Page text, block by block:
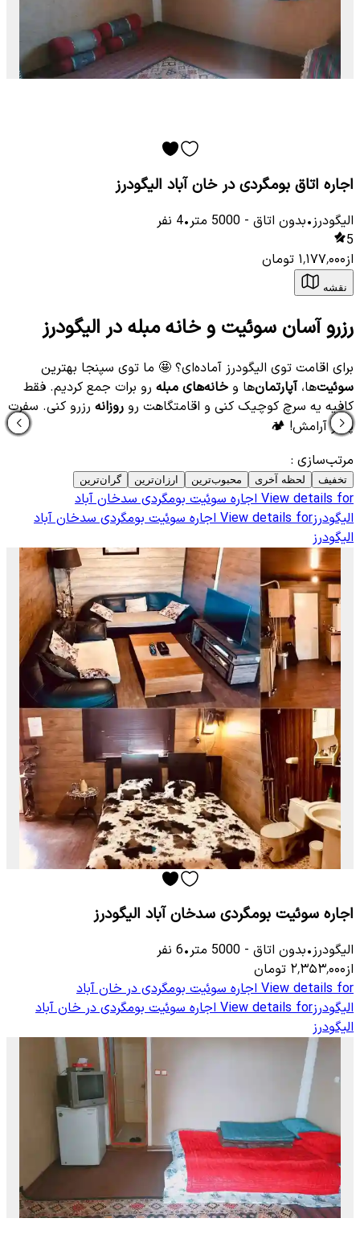
اجاره اتاق بومگردی در خان آباد الیگودرز
الیگودرز•بدون اتاق -
5000 متر•
4 نفر
5
از۱٬۱۷۷٬۰۰۰ تومان
نقشه
رزرو آسان سوئیت و خانه مبله در الیگودرز
برای اقامت توی الیگودرز آماده‌ای؟ 🤩 ما توی سپنجا بهترین
سوئیت‌ها،آپارتمان‌ها و خانه‌های مبله رو برات جمع کردیم. فقط
کافیه یه سرچ کوچیک کنی و اقامتگاهت رو روزانه رزرو کنی. سفرت
پر از آرامش! 🏕️
مرتب‌سازی :
تخفیف لحظه آخری محبوب‌ترین ارزان‌ترین گران‌ترین
View details for اجاره سوئیت بومگردی سدخان آباد
الیگودرزView details for اجاره سوئیت بومگردی سدخان آباد
الیگودرز
اجاره سوئیت بومگردی سدخان آباد الیگودرز
الیگودرز•بدون اتاق -
5000 متر•
6 نفر
از۲٬۳۵۳٬۰۰۰ تومان
View details for اجاره سوئیت بومگردی در خان آباد
الیگودرزView details for اجاره سوئیت بومگردی در خان آباد
الیگودرز